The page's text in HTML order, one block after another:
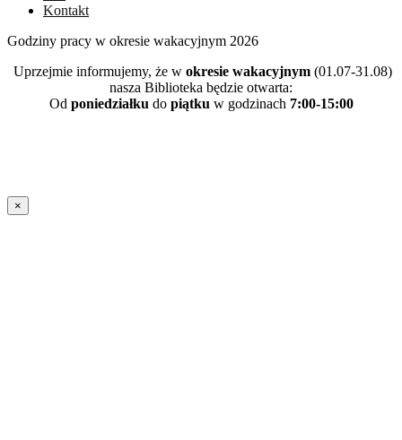
Kontakt
Godziny pracy w okresie wakacyjnym 2026
Uprzejmie informujemy, że w okresie wakacyjnym (01.07-31.08)
nasza Biblioteka będzie otwarta:
Od poniedziałku do piątku w godzinach 7:00-15:00
×